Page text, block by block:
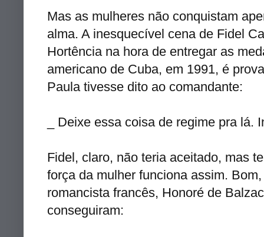
Mas as mulheres não conquistam
alma. A inesquecível cena de Fidel
Hortência na hora de entregar as
americano de Cuba, em 1991, é
Paula tivesse dito ao comandante:
_ Deixe essa coisa de regime pra
Fidel, claro, não teria aceitado, mas
força da mulher funciona assim.
romancista francês, Honoré de
conseguiram: